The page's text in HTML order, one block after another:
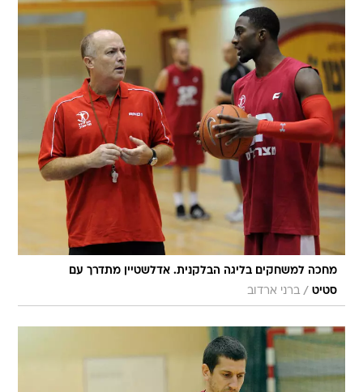
מחכה למשחקים בליגה הבלקנית. אדלשטיין מתדרך עם
סטיט / ברני ארדוב